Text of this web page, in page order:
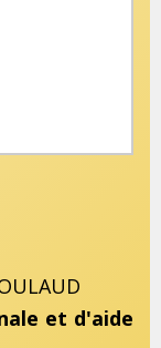
et d'aide